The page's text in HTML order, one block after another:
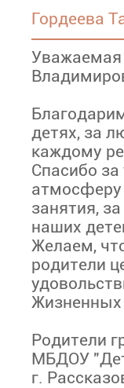
Гордеева
Уважаемая
детях, за
каждому
Спасибо
атмосферу
занятия,
наших
Желаем,
родители
Жизненных
Родители
МБДОУ
г.